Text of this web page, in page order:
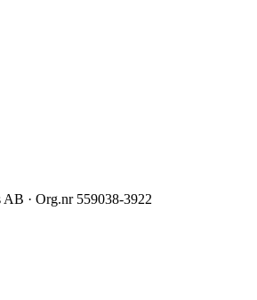
· Org.nr 559038-3922